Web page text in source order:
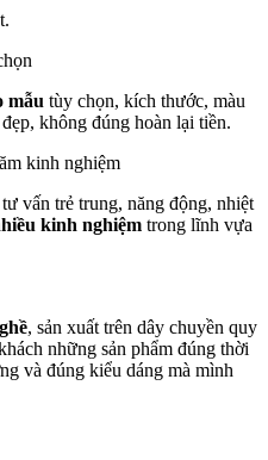
mẫu tùy chọn, kích thước, màu
không đúng hoàn lại tiền.
vấn trẻ trung, năng động, nhiệt
kinh nghiệm trong lĩnh vựa
, sản xuất trên dây chuyền quy
những sản phẩm đúng thời
và đúng kiểu dáng mà mình